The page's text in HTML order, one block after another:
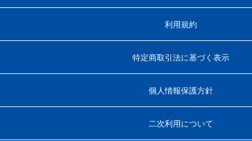
利用規約
特定商取引法に基づく表示
個人情報保護方針
二次利用について